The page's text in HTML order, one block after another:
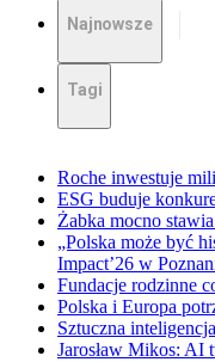
Najnowsze
Tagi
Roche inwestuje
ESG buduje
Żabka mocno
„Polska może być
Impact’26 w
Fundacje rodzinne
Polska i Europa
Sztuczna
Jarosław Mikos: